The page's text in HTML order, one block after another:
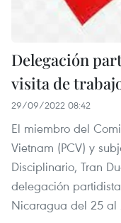
Delegación
visita de
29/09/2022 08:42
El miembro del
Vietnam (PCV) y
Disciplinario, Tran
delegación
Nicaragua del 25 al